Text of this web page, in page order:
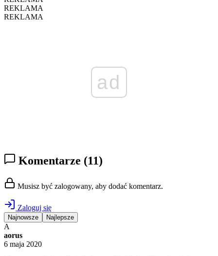
REKLAMA
REKLAMA
ad
Komentarze (11)
Musisz być zalogowany, aby dodać komentarz.
Zaloguj się
Najnowsze Najlepsze
A
aorus
6 maja 2020